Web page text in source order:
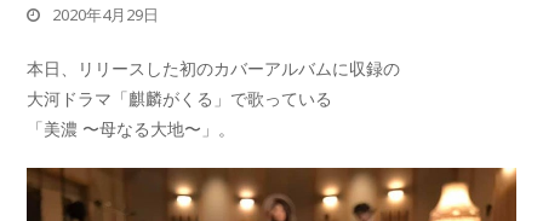
2020年4月29日
本日、リリースした初のカバーアルバムに収録の
大河ドラマ「麒麟がくる」で歌っている
「美濃 〜母なる大地〜」。